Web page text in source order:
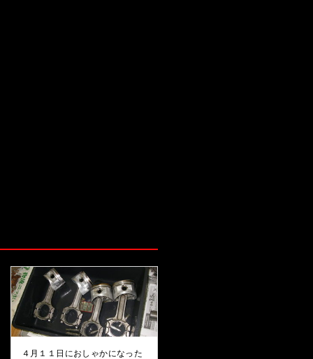
４月１１日におしゃかになった